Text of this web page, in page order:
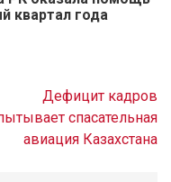
квартал года
Дефицит кадров
спасательная
авиация Казахстана